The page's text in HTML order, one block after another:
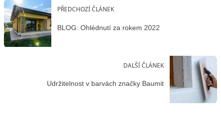
PŘEDCHOZÍ ČLÁNEK
BLOG: Ohlédnutí za rokem 2022
DALŠÍ ČLÁNEK
Udržitelnost v barvách značky Baumit